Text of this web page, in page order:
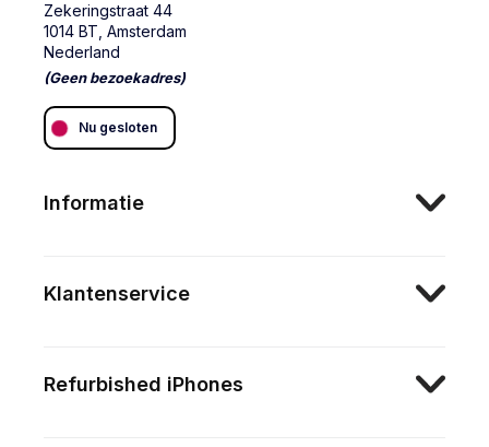
Zekeringstraat 44
1014 BT, Amsterdam
Nederland
(Geen bezoekadres)
Nu gesloten
Informatie
Klantenservice
Refurbished iPhones